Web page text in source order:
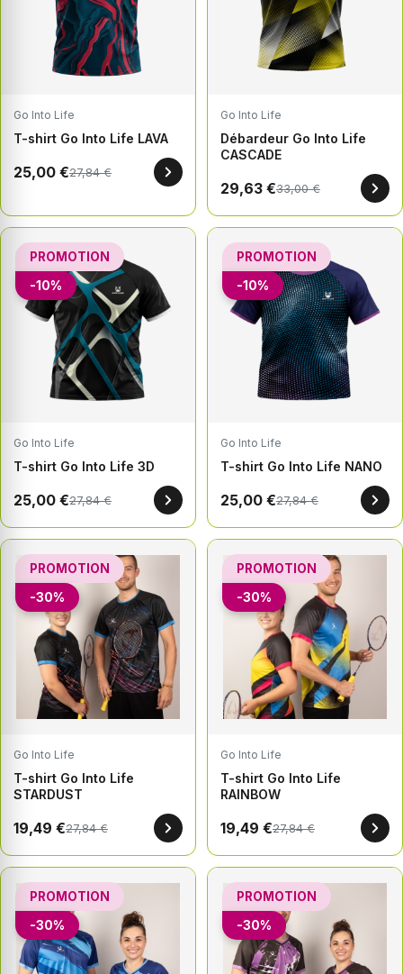
Go Into Life
T-shirt Go Into Life LAVA
25,00 €27,84 €
Go Into Life
Débardeur Go Into Life
CASCADE
29,63 €33,00 €
PROMOTION
-10%
Go Into Life
T-shirt Go Into Life 3D
25,00 €27,84 €
PROMOTION
-10%
Go Into Life
T-shirt Go Into Life NANO
25,00 €27,84 €
PROMOTION
-30%
Go Into Life
T-shirt Go Into Life
STARDUST
19,49 €27,84 €
PROMOTION
-30%
Go Into Life
T-shirt Go Into Life
RAINBOW
19,49 €27,84 €
PROMOTION
-30%
PROMOTION
-30%